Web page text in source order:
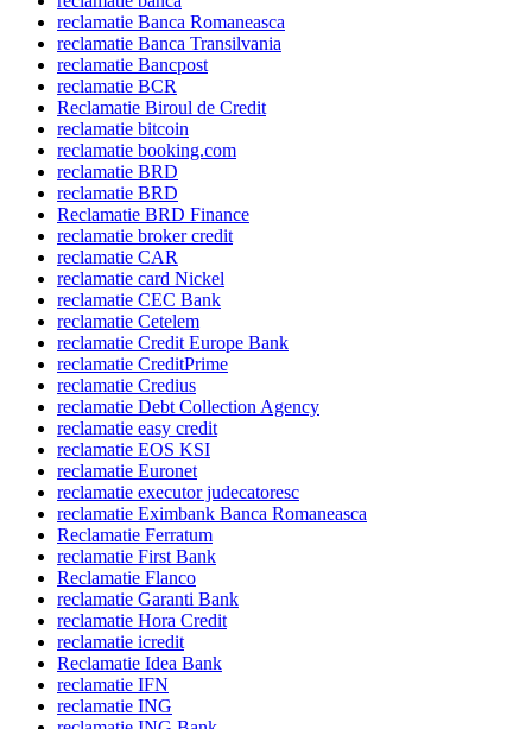
reclamatie Banca Romaneasca
reclamatie Banca Transilvania
reclamatie Bancpost
reclamatie BCR
Reclamatie Biroul de Credit
reclamatie bitcoin
reclamatie booking.com
reclamatie BRD
reclamatie BRD
Reclamatie BRD Finance
reclamatie broker credit
reclamatie CAR
reclamatie card Nickel
reclamatie CEC Bank
reclamatie Cetelem
reclamatie Credit Europe Bank
reclamatie CreditPrime
reclamatie Credius
reclamatie Debt Collection Agency
reclamatie easy credit
reclamatie EOS KSI
reclamatie Euronet
reclamatie executor judecatoresc
reclamatie Eximbank Banca Romaneasca
Reclamatie Ferratum
reclamatie First Bank
Reclamatie Flanco
reclamatie Garanti Bank
reclamatie Hora Credit
reclamatie icredit
Reclamatie Idea Bank
reclamatie IFN
reclamatie ING